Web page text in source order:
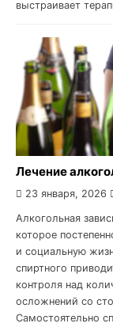
выстраивает
Лечение
23 января, 2026
Алкогольная
которое
и социальную
спиртного
контроля над
осложнений со
Самостоятельно